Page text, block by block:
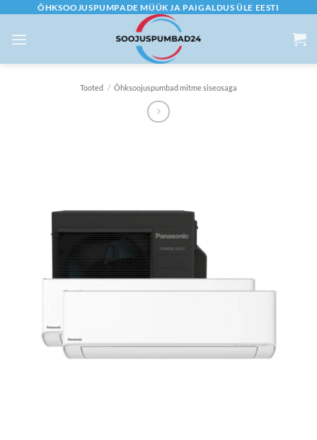
content
ÕHKSOOJUSPUMPADE MÜÜK JA PAIGALDUS ÜLE EESTI
Tooted / Õhksoojuspumbad mitme siseosaga